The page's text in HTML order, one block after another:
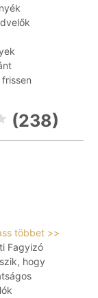
(238)
többet >>
Fagyizó
hogy